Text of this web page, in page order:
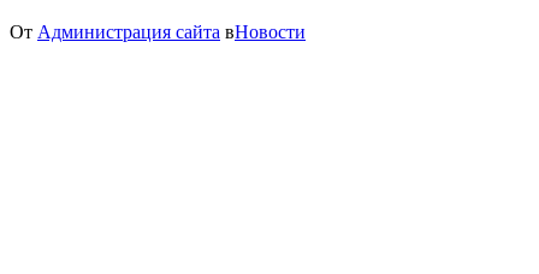
От Администрация сайта вНовости